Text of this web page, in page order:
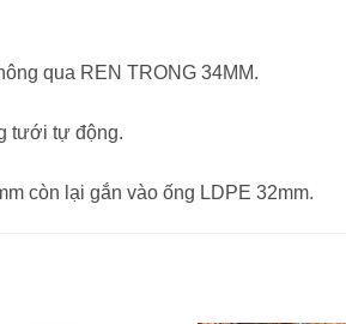
qua REN TRONG 34MM.
tưới tự động.
còn lại gắn vào ống LDPE 32mm.